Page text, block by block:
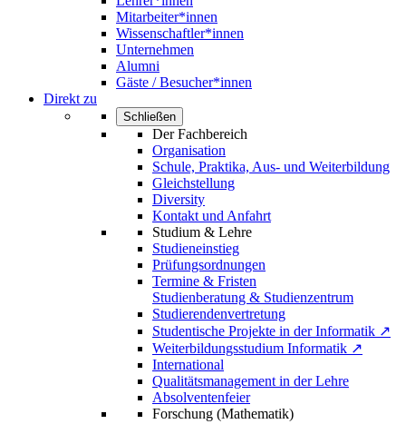
Mitarbeiter*innen
Wissenschaftler*innen
Unternehmen
Alumni
Gäste / Besucher*innen
Direkt zu
Schließen
Der Fachbereich
Organisation
Schule, Praktika, Aus- und Weiterbildung
Gleichstellung
Diversity
Kontakt und Anfahrt
Studium & Lehre
Studieneinstieg
Prüfungsordnungen
Termine & Fristen
Studienberatung & Studienzentrum
Studierendenvertretung
Studentische Projekte in der Informatik ↗
Weiterbildungsstudium Informatik ↗
International
Qualitätsmanagement in der Lehre
Absolventenfeier
Forschung (Mathematik)